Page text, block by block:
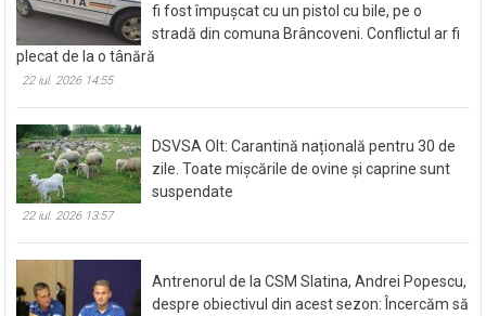
fi fost împușcat cu un pistol cu bile, pe o
stradă din comuna Brâncoveni. Conflictul ar fi
plecat de la o tânără
22 iul. 2026 14:55
DSVSA Olt: Carantină națională pentru 30 de
zile. Toate mișcările de ovine și caprine sunt
suspendate
22 iul. 2026 13:57
Antrenorul de la CSM Slatina, Andrei Popescu,
despre obiectivul din acest sezon: Încercăm să